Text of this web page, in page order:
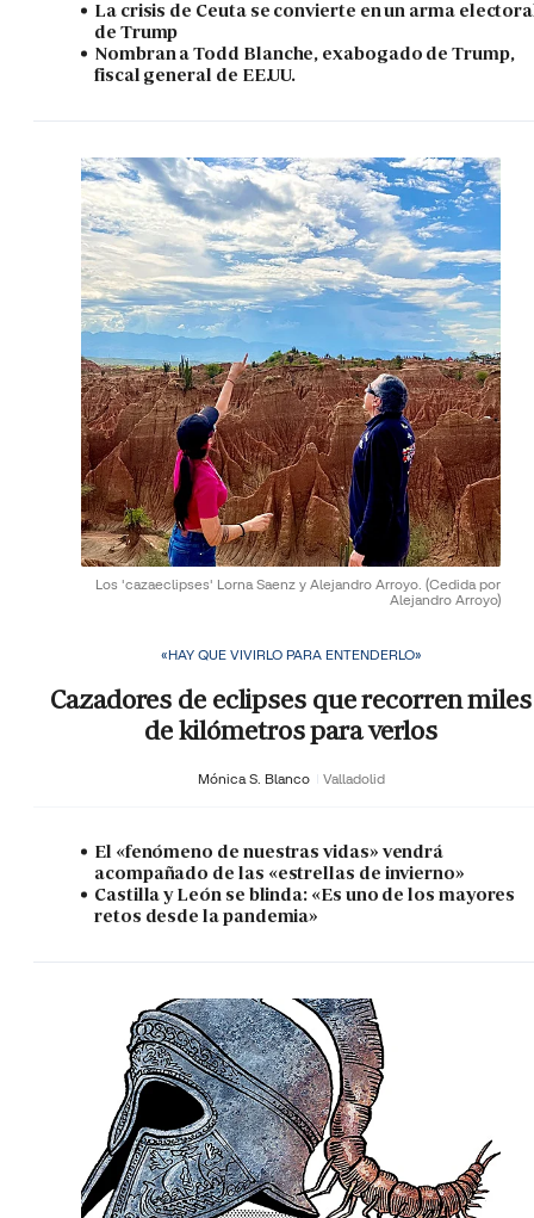
La crisis de Ceuta se convierte en un arma
de Trump
Nombran a Todd Blanche, exabogado de Trump,
fiscal general de EE.UU.
Los 'cazaeclipses' Lorna Saenz y Alejandro Arroyo. (Cedida por
Alejandro Arroyo)
«HAY QUE VIVIRLO PARA ENTENDERLO»
Cazadores de eclipses que recorren miles
de kilómetros para verlos
Mónica S. Blanco Valladolid
El «fenómeno de nuestras vidas» vendrá
acompañado de las «estrellas de invierno»
Castilla y León se blinda: «Es uno de los mayores
retos desde la pandemia»